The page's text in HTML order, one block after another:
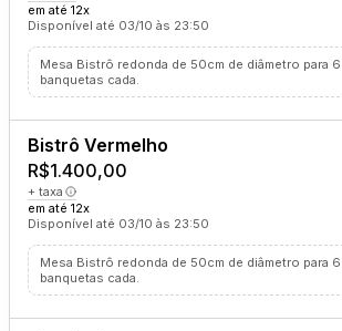
em até 12x
Disponível até 03/10 às 23:50
Mesa Bistrô redonda de 50cm de diâmetro para
banquetas cada.
Bistrô Vermelho
R$1.400,00
+ taxa
em até 12x
Disponível até 03/10 às 23:50
Mesa Bistrô redonda de 50cm de diâmetro para
banquetas cada.